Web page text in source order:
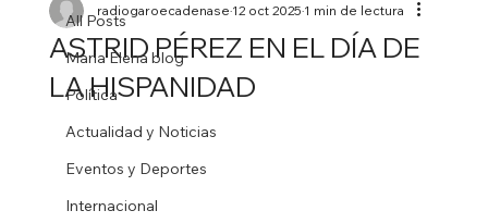
All Posts
Maria Elena blog
Política
Actualidad y Noticias
Eventos y Deportes
Internacional
ASTRID PÉREZ EN EL DÍA DE
LA HISPANIDAD
radiogaroecadenase12 oct 20251 min de lectura